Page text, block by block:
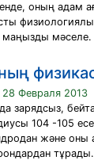
оның адам
физиологиялық
маңызды мәселе.
28 Февраля 2013
зарядсыз,
104 -105
және оны